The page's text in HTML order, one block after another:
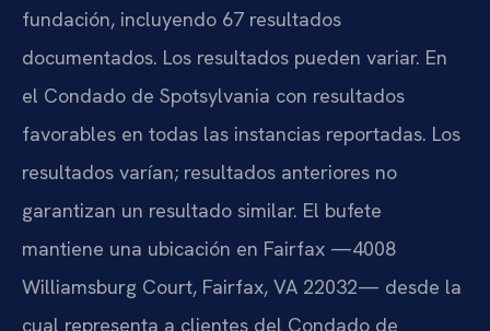
fundación, incluyendo 67 resultados
documentados. Los resultados pueden variar. En
el Condado de Spotsylvania con resultados
favorables en todas las instancias reportadas. Los
resultados varían; resultados anteriores no
garantizan un resultado similar. El bufete
mantiene una ubicación en Fairfax —4008
Williamsburg Court, Fairfax, VA 22032— desde la
cual representa a clientes del Condado de